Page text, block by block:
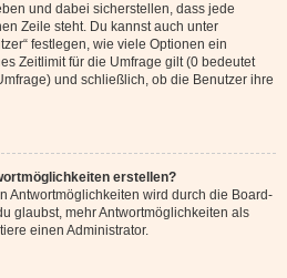
und dabei sicherstellen, dass jede
Zeile steht. Du kannst auch unter
festlegen, wie viele Optionen ein
Zeitlimit für die Umfrage gilt (0 bedeutet
und schließlich, ob die Benutzer ihre
erstellen?
Antwortmöglichkeiten wird durch die Board-
glaubst, mehr Antwortmöglichkeiten als
einen Administrator.